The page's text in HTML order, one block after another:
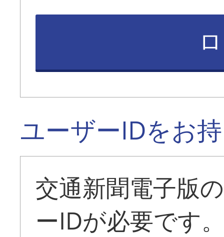
ユーザーIDをお
交通新聞電子版
ーIDが必要です